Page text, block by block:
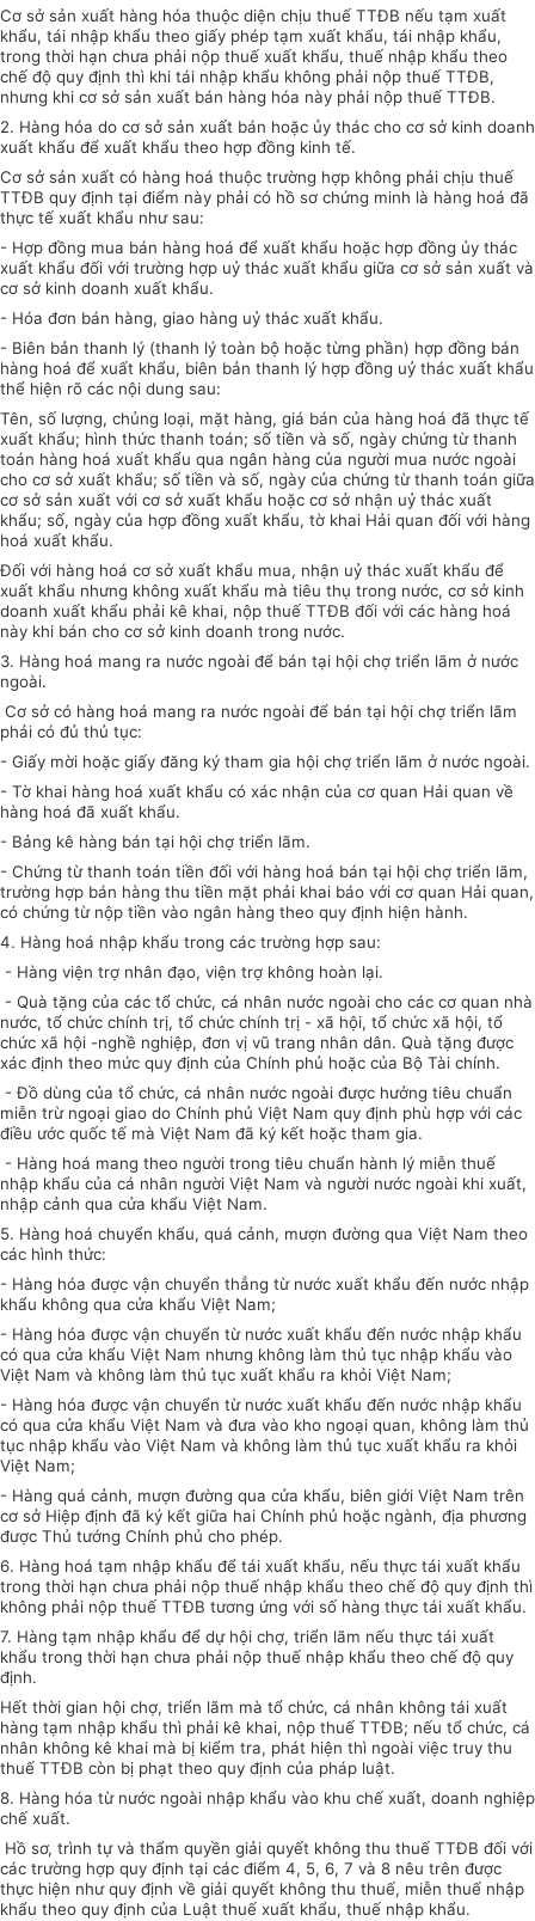
Cơ sở sản xuất hàng hóa thuộc diện chịu thuế TTĐB nếu tạm xuất
khẩu, tái nhập khẩu theo giấy phép tạm xuất khẩu, tái nhập khẩu,
trong thời hạn chưa phải nộp thuế xuất khẩu, thuế nhập khẩu theo
chế độ quy định thì khi tái nhập khẩu không phải nộp thuế TTĐB,
nhưng khi cơ sở sản xuất bán hàng hóa này phải nộp thuế TTĐB.
2. Hàng hóa do cơ sở sản xuất bán hoặc ủy thác cho cơ sở kinh doanh
xuất khẩu để xuất khẩu theo hợp đồng kinh tế.
Cơ sở sản xuất có hàng hoá thuộc trường hợp không phải chịu thuế
TTĐB quy định tại điểm này phải có hồ sơ chứng minh là hàng hoá đã
thực tế xuất khẩu như sau:
- Hợp đồng mua bán hàng hoá để xuất khẩu hoặc hợp đồng ủy thác
xuất khẩu đối với trường hợp uỷ thác xuất khẩu giữa cơ sở sản xuất và
cơ sở kinh doanh xuất khẩu.
- Hóa đơn bán hàng, giao hàng uỷ thác xuất khẩu.
- Biên bản thanh lý (thanh lý toàn bộ hoặc từng phần) hợp đồng bán
hàng hoá để xuất khẩu, biên bản thanh lý hợp đồng uỷ thác xuất khẩu
thể hiện rõ các nội dung sau:
Tên, số lượng, chủng loại, mặt hàng, giá bán của hàng hoá đã thực tế
xuất khẩu; hình thức thanh toán; số tiền và số, ngày chứng từ thanh
toán hàng hoá xuất khẩu qua ngân hàng của người mua nước ngoài
cho cơ sở xuất khẩu; số tiền và số, ngày của chứng từ thanh toán giữa
cơ sở sản xuất với cơ sở xuất khẩu hoặc cơ sở nhận uỷ thác xuất
khẩu; số, ngày của hợp đồng xuất khẩu, tờ khai Hải quan đối với hàng
hoá xuất khẩu.
Đối với hàng hoá cơ sở xuất khẩu mua, nhận uỷ thác xuất khẩu để
xuất khẩu nhưng không xuất khẩu mà tiêu thụ trong nước, cơ sở kinh
doanh xuất khẩu phải kê khai, nộp thuế TTĐB đối với các hàng hoá
này khi bán cho cơ sở kinh doanh trong nước.
3. Hàng hoá mang ra nước ngoài để bán tại hội chợ triển lãm ở nước
ngoài.
Cơ sở có hàng hoá mang ra nước ngoài để bán tại hội chợ triển lãm
phải có đủ thủ tục:
- Giấy mời hoặc giấy đăng ký tham gia hội chợ triển lãm ở nước ngoài.
- Tờ khai hàng hoá xuất khẩu có xác nhận của cơ quan Hải quan về
hàng hoá đã xuất khẩu.
- Bảng kê hàng bán tại hội chợ triển lãm.
- Chứng từ thanh toán tiền đối với hàng hoá bán tại hội chợ triển lãm,
trường hợp bán hàng thu tiền mặt phải khai báo với cơ quan Hải quan,
có chứng từ nộp tiền vào ngân hàng theo quy định hiện hành.
4. Hàng hoá nhập khẩu trong các trường hợp sau:
- Hàng viện trợ nhân đạo, viện trợ không hoàn lại.
- Quà tặng của các tổ chức, cá nhân nước ngoài cho các cơ quan nhà
nước, tổ chức chính trị, tổ chức chính trị - xã hội, tổ chức xã hội, tổ
chức xã hội -nghề nghiệp, đơn vị vũ trang nhân dân. Quà tặng được
xác định theo mức quy định của Chính phủ hoặc của Bộ Tài chính.
- Đồ dùng của tổ chức, cá nhân nước ngoài được hưởng tiêu chuẩn
miễn trừ ngoại giao do Chính phủ Việt Nam quy định phù hợp với các
điều ước quốc tế mà Việt Nam đã ký kết hoặc tham gia.
- Hàng hoá mang theo người trong tiêu chuẩn hành lý miễn thuế
nhập khẩu của cá nhân người Việt Nam và người nước ngoài khi xuất,
nhập cảnh qua cửa khẩu Việt Nam.
5. Hàng hoá chuyển khẩu, quá cảnh, mượn đường qua Việt Nam theo
các hình thức:
- Hàng hóa được vận chuyển thẳng từ nước xuất khẩu đến nước nhập
khẩu không qua cửa khẩu Việt Nam;
- Hàng hóa được vận chuyển từ nước xuất khẩu đến nước nhập khẩu
có qua cửa khẩu Việt Nam nhưng không làm thủ tục nhập khẩu vào
Việt Nam và không làm thủ tục xuất khẩu ra khỏi Việt Nam;
- Hàng hóa được vận chuyển từ nước xuất khẩu đến nước nhập khẩu
có qua cửa khẩu Việt Nam và đưa vào kho ngoại quan, không làm thủ
tục nhập khẩu vào Việt Nam và không làm thủ tục xuất khẩu ra khỏi
Việt Nam;
- Hàng quá cảnh, mượn đường qua cửa khẩu, biên giới Việt Nam trên
cơ sở Hiệp định đã ký kết giữa hai Chính phủ hoặc ngành, địa phương
được Thủ tướng Chính phủ cho phép.
6. Hàng hoá tạm nhập khẩu để tái xuất khẩu, nếu thực tái xuất khẩu
trong thời hạn chưa phải nộp thuế nhập khẩu theo chế độ quy định thì
không phải nộp thuế TTĐB tương ứng với số hàng thực tái xuất khẩu.
7. Hàng tạm nhập khẩu để dự hội chợ, triển lãm nếu thực tái xuất
khẩu trong thời hạn chưa phải nộp thuế nhập khẩu theo chế độ quy
định.
Hết thời gian hội chợ, triển lãm mà tổ chức, cá nhân không tái xuất
hàng tạm nhập khẩu thì phải kê khai, nộp thuế TTĐB; nếu tổ chức, cá
nhân không kê khai mà bị kiểm tra, phát hiện thì ngoài việc truy thu
thuế TTĐB còn bị phạt theo quy định của pháp luật.
8. Hàng hóa từ nước ngoài nhập khẩu vào khu chế xuất, doanh nghiệp
chế xuất.
Hồ sơ, trình tự và thẩm quyền giải quyết không thu thuế TTĐB đối với
các trường hợp quy định tại các điểm 4, 5, 6, 7 và 8 nêu trên được
thực hiện như quy định về giải quyết không thu thuế, miễn thuế nhập
khẩu theo quy định của Luật thuế xuất khẩu, thuế nhập khẩu.